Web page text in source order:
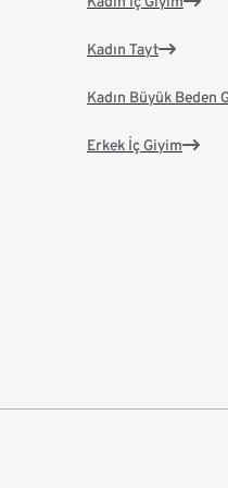
Kadın Tayt
Kadın Büyük Beden
Erkek İç Giyim